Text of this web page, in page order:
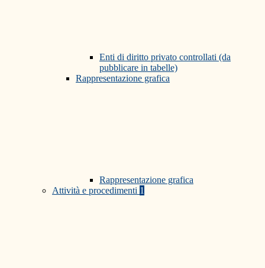
Enti di diritto privato controllati (da
pubblicare in tabelle)
Rappresentazione grafica
Rappresentazione grafica
Attività e procedimenti 1